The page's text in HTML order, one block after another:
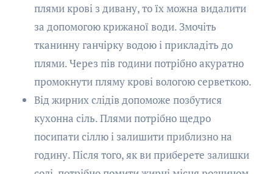
плями крові з дивану, то їх можна видалити
за допомогою крижаної води. Змочіть
тканинну ганчірку водою і прикладіть до
плями. Через пів години потрібно акуратно
промокнути пляму крові вологою серветкою.
Від жирних слідів допоможе позбутися
кухонна сіль. Плями потрібно щедро
посипати сіллю і залишити приблизно на
годину. Після того, як ви приберете залишки